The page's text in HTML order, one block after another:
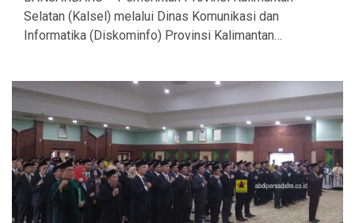
Selatan (Kalsel) melalui Dinas Komunikasi dan
Informatika (Diskominfo) Provinsi Kalimantan…